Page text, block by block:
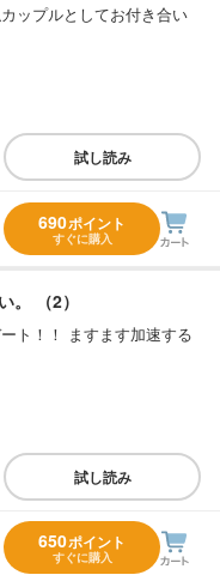
ップルとしてお付き合い
試し読み
690ポイント
すぐに購入
。 （2）
ト！！ ますます加速する
試し読み
650ポイント
すぐに購入